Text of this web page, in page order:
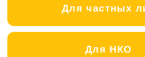
Для сообществ